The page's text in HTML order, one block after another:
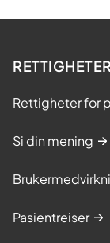
RETTIGHETER
Rettigheter for
Si din mening
Pasientreiser